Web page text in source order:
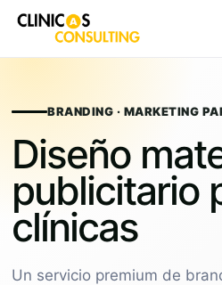
contentBRANDING · MARKETING
Diseño
publicitario
clínicas
Un servicio premium de